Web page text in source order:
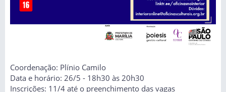
Coordenação: Plínio Camilo
Data e horário: 26/5 - 18h30 às 20h30
Inscrições: 11/4 até o preenchimento das vagas